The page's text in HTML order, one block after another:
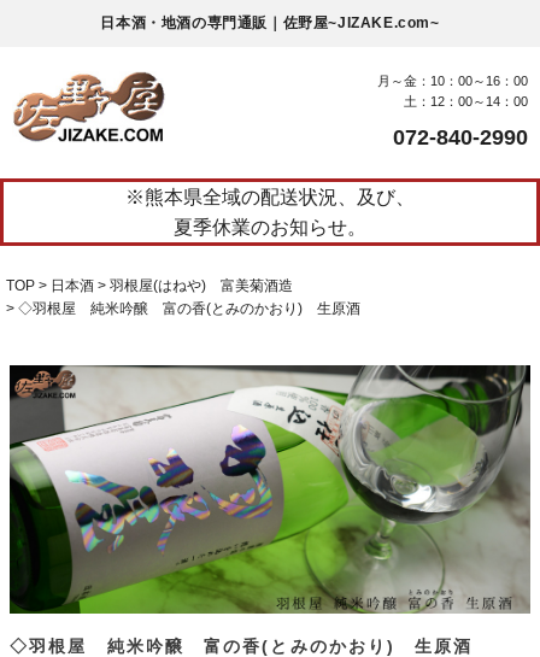
日本酒・地酒の専門通販｜佐野屋~JIZAKE.com~
月～金：10：00～16：00
土：12：00～14：00
072-840-2990
※熊本県全域の配送状況、及び、
夏季休業のお知らせ。
TOP 日本酒
羽根屋(はねや) 富美菊酒造
◇羽根屋 純米吟醸 富の香(とみのかおり) 生原酒
◇羽根屋 純米吟醸 富の香(とみのかおり) 生原酒